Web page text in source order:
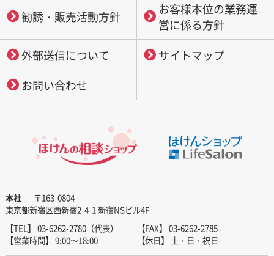
勧誘・販売活動方針
お客様本位の業務運
営に係る方針
外部送信について
サイトマップ
お問い合わせ
本社
〒163-0804
東京都新宿区西新宿2-4-1 新宿NSビル4F
【TEL】 03-6262-2780（代表）
【FAX】 03-6262-2785
【営業時間】 9:00～18:00
【休日】 土・日・祝日